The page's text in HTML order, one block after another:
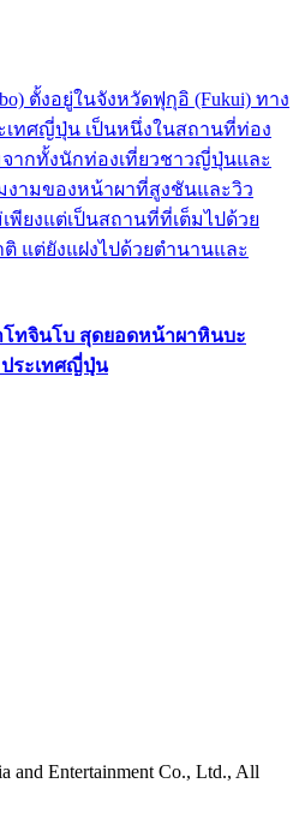
ตั้งอยู่ในจังหวัดฟุกุอิ (Fukui) ทาง
ทศญี่ปุ่น เป็นหนึ่งในสถานที่ท่อง
ากทั้งนักท่องเที่ยวชาวญี่ปุ่นและ
งามของหน้าผาที่สูงชันและวิว
ยงแต่เป็นสถานที่ที่เต็มไปด้วย
แต่ยังแฝงไปด้วยตำนานและ
โทจินโบ สุดยอดหน้าผาหินบะ
ระเทศญี่ปุ่น
and Entertainment Co., Ltd., All